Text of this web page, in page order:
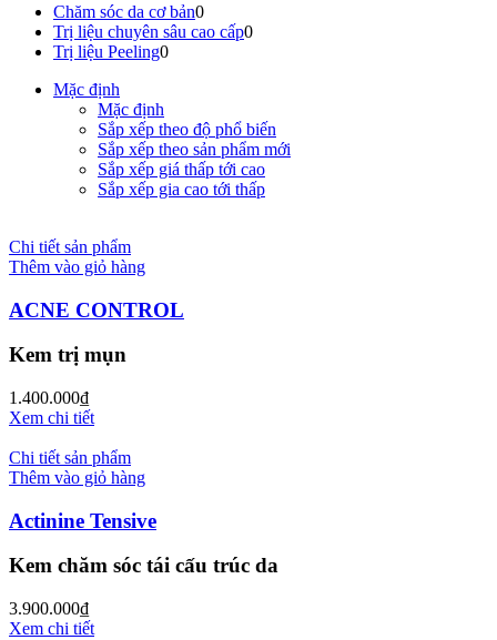
Chăm sóc da cơ bản0
Trị liệu chuyên sâu cao cấp0
Trị liệu Peeling0
Mặc định
Mặc định
Sắp xếp theo độ phổ biến
Sắp xếp theo sản phẩm mới
Sắp xếp giá thấp tới cao
Sắp xếp gia cao tới thấp
Chi tiết sản phẩm
Thêm vào giỏ hàng
ACNE CONTROL
Kem trị mụn
1.400.000₫
Xem chi tiết
Chi tiết sản phẩm
Thêm vào giỏ hàng
Actinine Tensive
Kem chăm sóc tái cấu trúc da
3.900.000₫
Xem chi tiết